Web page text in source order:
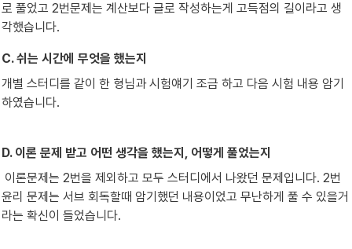
로 풀었고 2번문제는 계산보다 글로 작성하는게 고득점의 길이라고 생
각했습니다.
C. 쉬는 시간에 무엇을 했는지
개별 스터디를 같이 한 형님과 시험얘기 조금 하고 다음 시험 내용 암기
하였습니다.
D. 이론 문제 받고 어떤 생각을 했는지, 어떻게 풀었는지
윤리 문제는 서브 회독할때 암기했던 내용이었고 무난하게 풀 수 있을거
라는 확신이 들었습니다.